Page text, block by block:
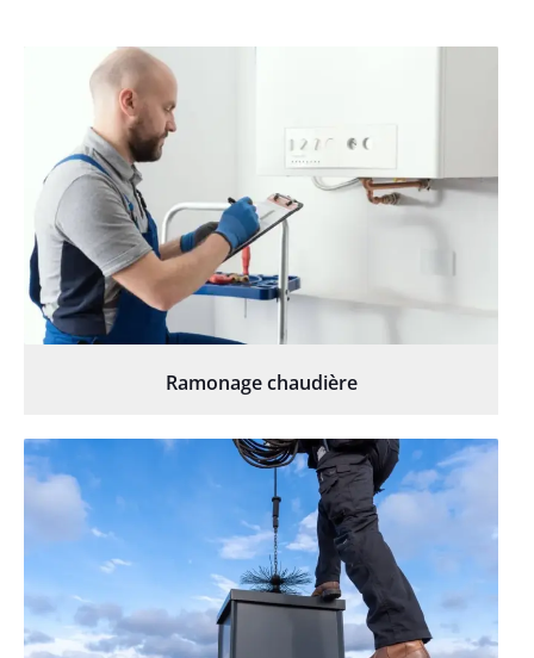
Ramonage chaudière